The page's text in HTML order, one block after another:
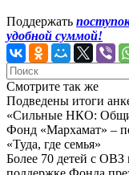
Поддержать
удобной суммой!
Смотрите так же
Подведены итоги
«Сильные НКО:
Фонд «Мархамат» –
«Туда, где семья»
Более 70 детей с ОВЗ